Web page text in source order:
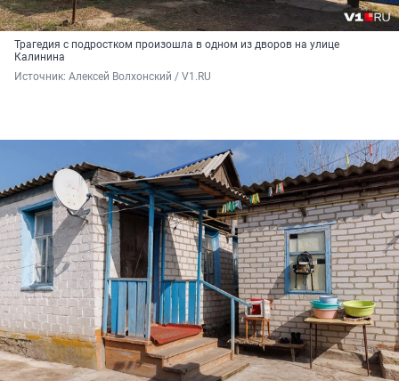
Трагедия с подростком произошла в одном из дворов на улице
Калинина
Источник: Алексей Волхонский / V1.RU